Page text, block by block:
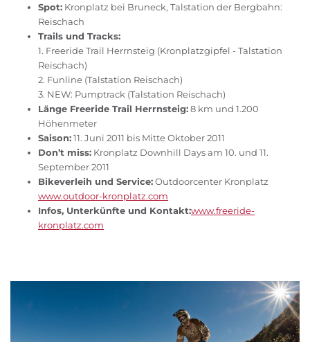
Spot: Kronplatz bei Bruneck, Talstation der Bergbahn:
Reischach
Trails und Tracks:
1. Freeride Trail Herrnsteig (Kronplatzgipfel - Talstation
Reischach)
2. Funline (Talstation Reischach)
3. NEW: Pumptrack (Talstation Reischach)
Länge Freeride Trail Herrnsteig:8 km und 1.200
Höhenmeter
Saison:11. Juni 2011 bis Mitte Oktober 2011
Don’t miss: Kronplatz Downhill Days am 10. und 11.
September 2011
Bikeverleih und Service:Outdoorcenter Kronplatz
www.outdoor-kronplatz.com
Infos, Unterkünfte und Kontakt:www.freeride-
kronplatz.com